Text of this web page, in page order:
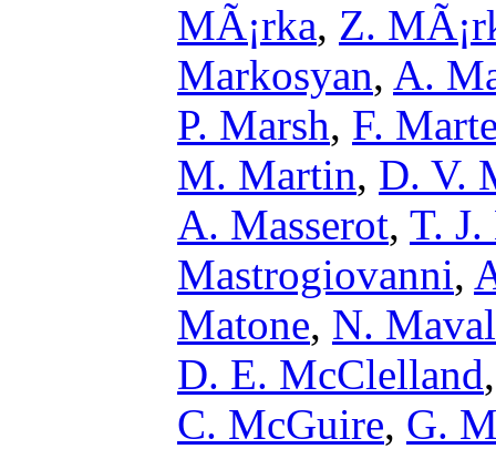
MÃ¡rka, Z.
Markosyan, A.
P. Marsh, F.
M. Martin, D. V.
A. Masserot, T. J.
Mastrogiovanni,
Matone, N.
D. E. McClelland
C. McGuire, G.